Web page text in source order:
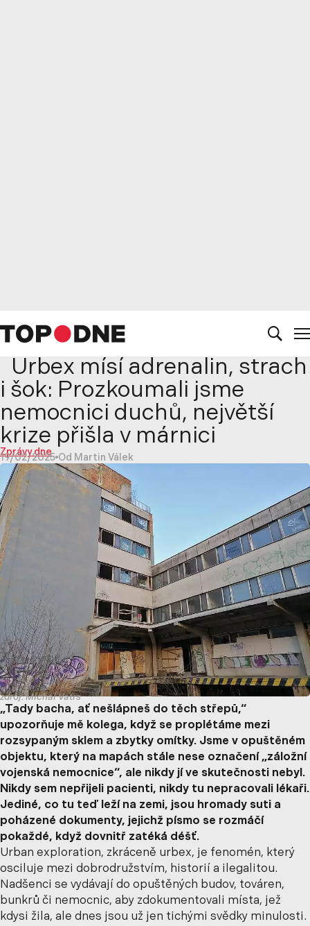
Urbex mísí adrenalin, strach
i šok: Prozkoumali jsme
nemocnici duchů, největší
krize přišla v márnici
Zprávy dne
19/02/2025 Od Martin Válek
zdroj: Michal Vatrs
„Tady bacha, ať nešlápneš do těch střepů,“
upozorňuje mě kolega, když se proplétáme mezi
rozsypaným sklem a zbytky omítky. Jsme v opuštěném
objektu, který na mapách stále nese označení „záložní
vojenská nemocnice“, ale nikdy jí ve skutečnosti nebyl.
Nikdy sem nepřijeli pacienti, nikdy tu nepracovali lékaři.
Jediné, co tu teď leží na zemi, jsou hromady suti a
poházené dokumenty, jejichž písmo se rozmáčí
pokaždé, když dovnitř zatéká déšť.
Urban exploration, zkráceně urbex, je fenomén, který
osciluje mezi dobrodružstvím, historií a ilegalitou.
Nadšenci se vydávají do opuštěných budov, továren,
bunkrů či nemocnic, aby zdokumentovali místa, jež
kdysi žila, ale dnes jsou už jen tichými svědky minulosti.